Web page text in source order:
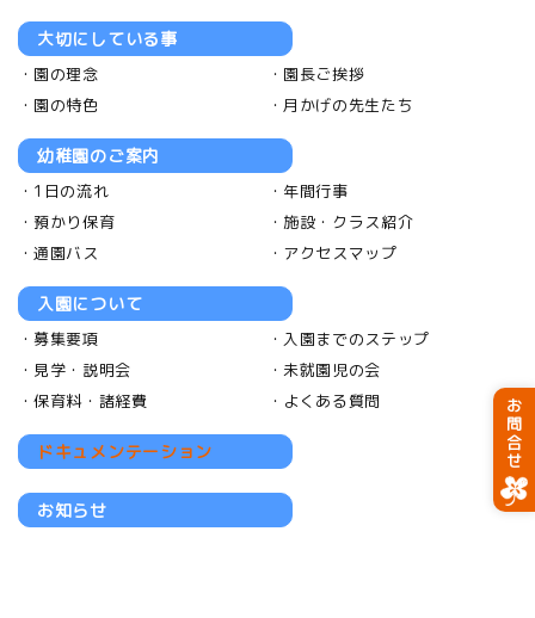
お問合せ
大切にしている事
園の理念
園長ご挨拶
園の特色
月かげの先生たち
幼稚園のご案内
1日の流れ
年間行事
預かり保育
施設・クラス紹介
通園バス
アクセスマップ
入園について
募集要項
入園までのステップ
見学・説明会
未就園児の会
保育料・諸経費
よくある質問
ドキュメンテーション
お知らせ